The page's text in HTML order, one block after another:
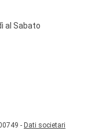
al Sabato
- Dati societari